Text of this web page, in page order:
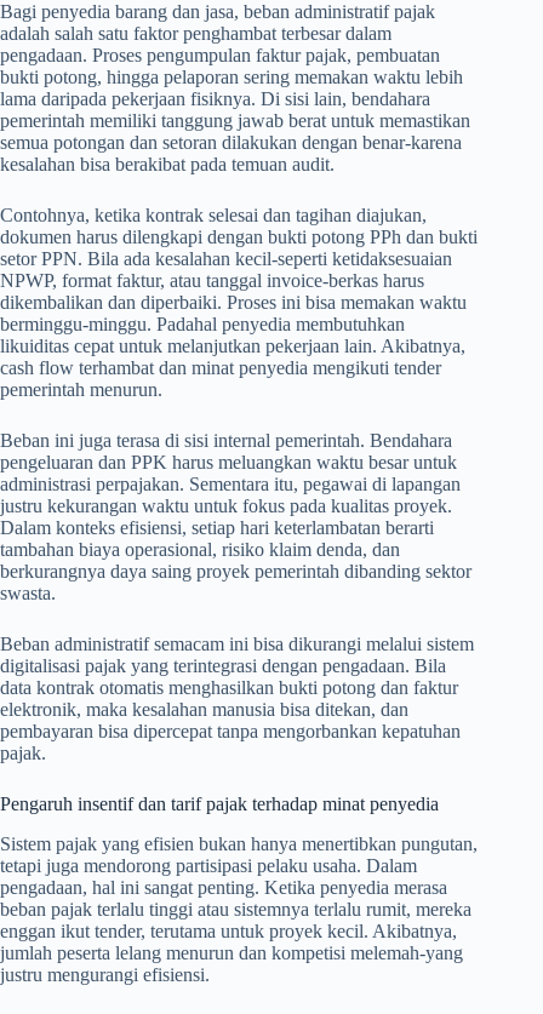
Bagi penyedia barang dan jasa, beban administratif pajak
adalah salah satu faktor penghambat terbesar dalam
pengadaan. Proses pengumpulan faktur pajak, pembuatan
bukti potong, hingga pelaporan sering memakan waktu lebih
lama daripada pekerjaan fisiknya. Di sisi lain, bendahara
pemerintah memiliki tanggung jawab berat untuk memastikan
semua potongan dan setoran dilakukan dengan benar-karena
kesalahan bisa berakibat pada temuan audit.
Contohnya, ketika kontrak selesai dan tagihan diajukan,
dokumen harus dilengkapi dengan bukti potong PPh dan bukti
setor PPN. Bila ada kesalahan kecil-seperti ketidaksesuaian
NPWP, format faktur, atau tanggal invoice-berkas harus
dikembalikan dan diperbaiki. Proses ini bisa memakan waktu
berminggu-minggu. Padahal penyedia membutuhkan
likuiditas cepat untuk melanjutkan pekerjaan lain. Akibatnya,
cash flow terhambat dan minat penyedia mengikuti tender
pemerintah menurun.
Beban ini juga terasa di sisi internal pemerintah. Bendahara
pengeluaran dan PPK harus meluangkan waktu besar untuk
administrasi perpajakan. Sementara itu, pegawai di lapangan
justru kekurangan waktu untuk fokus pada kualitas proyek.
Dalam konteks efisiensi, setiap hari keterlambatan berarti
tambahan biaya operasional, risiko klaim denda, dan
berkurangnya daya saing proyek pemerintah dibanding sektor
swasta.
Beban administratif semacam ini bisa dikurangi melalui sistem
digitalisasi pajak yang terintegrasi dengan pengadaan. Bila
data kontrak otomatis menghasilkan bukti potong dan faktur
elektronik, maka kesalahan manusia bisa ditekan, dan
pembayaran bisa dipercepat tanpa mengorbankan kepatuhan
pajak.
Pengaruh insentif dan tarif pajak terhadap minat penyedia
Sistem pajak yang efisien bukan hanya menertibkan pungutan,
tetapi juga mendorong partisipasi pelaku usaha. Dalam
pengadaan, hal ini sangat penting. Ketika penyedia merasa
beban pajak terlalu tinggi atau sistemnya terlalu rumit, mereka
enggan ikut tender, terutama untuk proyek kecil. Akibatnya,
jumlah peserta lelang menurun dan kompetisi melemah-yang
justru mengurangi efisiensi.